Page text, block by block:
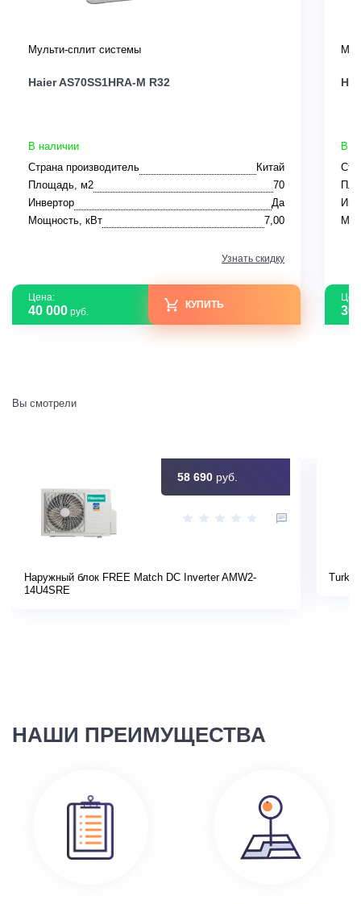
Мульти-сплит системы
Haier AS70SS1HRA-M R32
В наличии
Страна производитель
Китай
Площадь, м2
70
Инвертор
Да
Мощность, кВт
7,00
Узнать скидку
Цена:
40 000 руб.
КУПИТЬ
В
30
Вы смотрели
58 690 руб.
Наружный блок FREE Match DC Inverter AMW2-
14U4SRE
НАШИ ПРЕИМУЩЕСТВА